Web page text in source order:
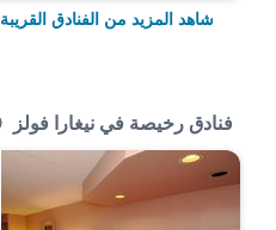
شاهد المزيد من الفنادق القريبة
فنادق رخيصة في نيغارا فولز